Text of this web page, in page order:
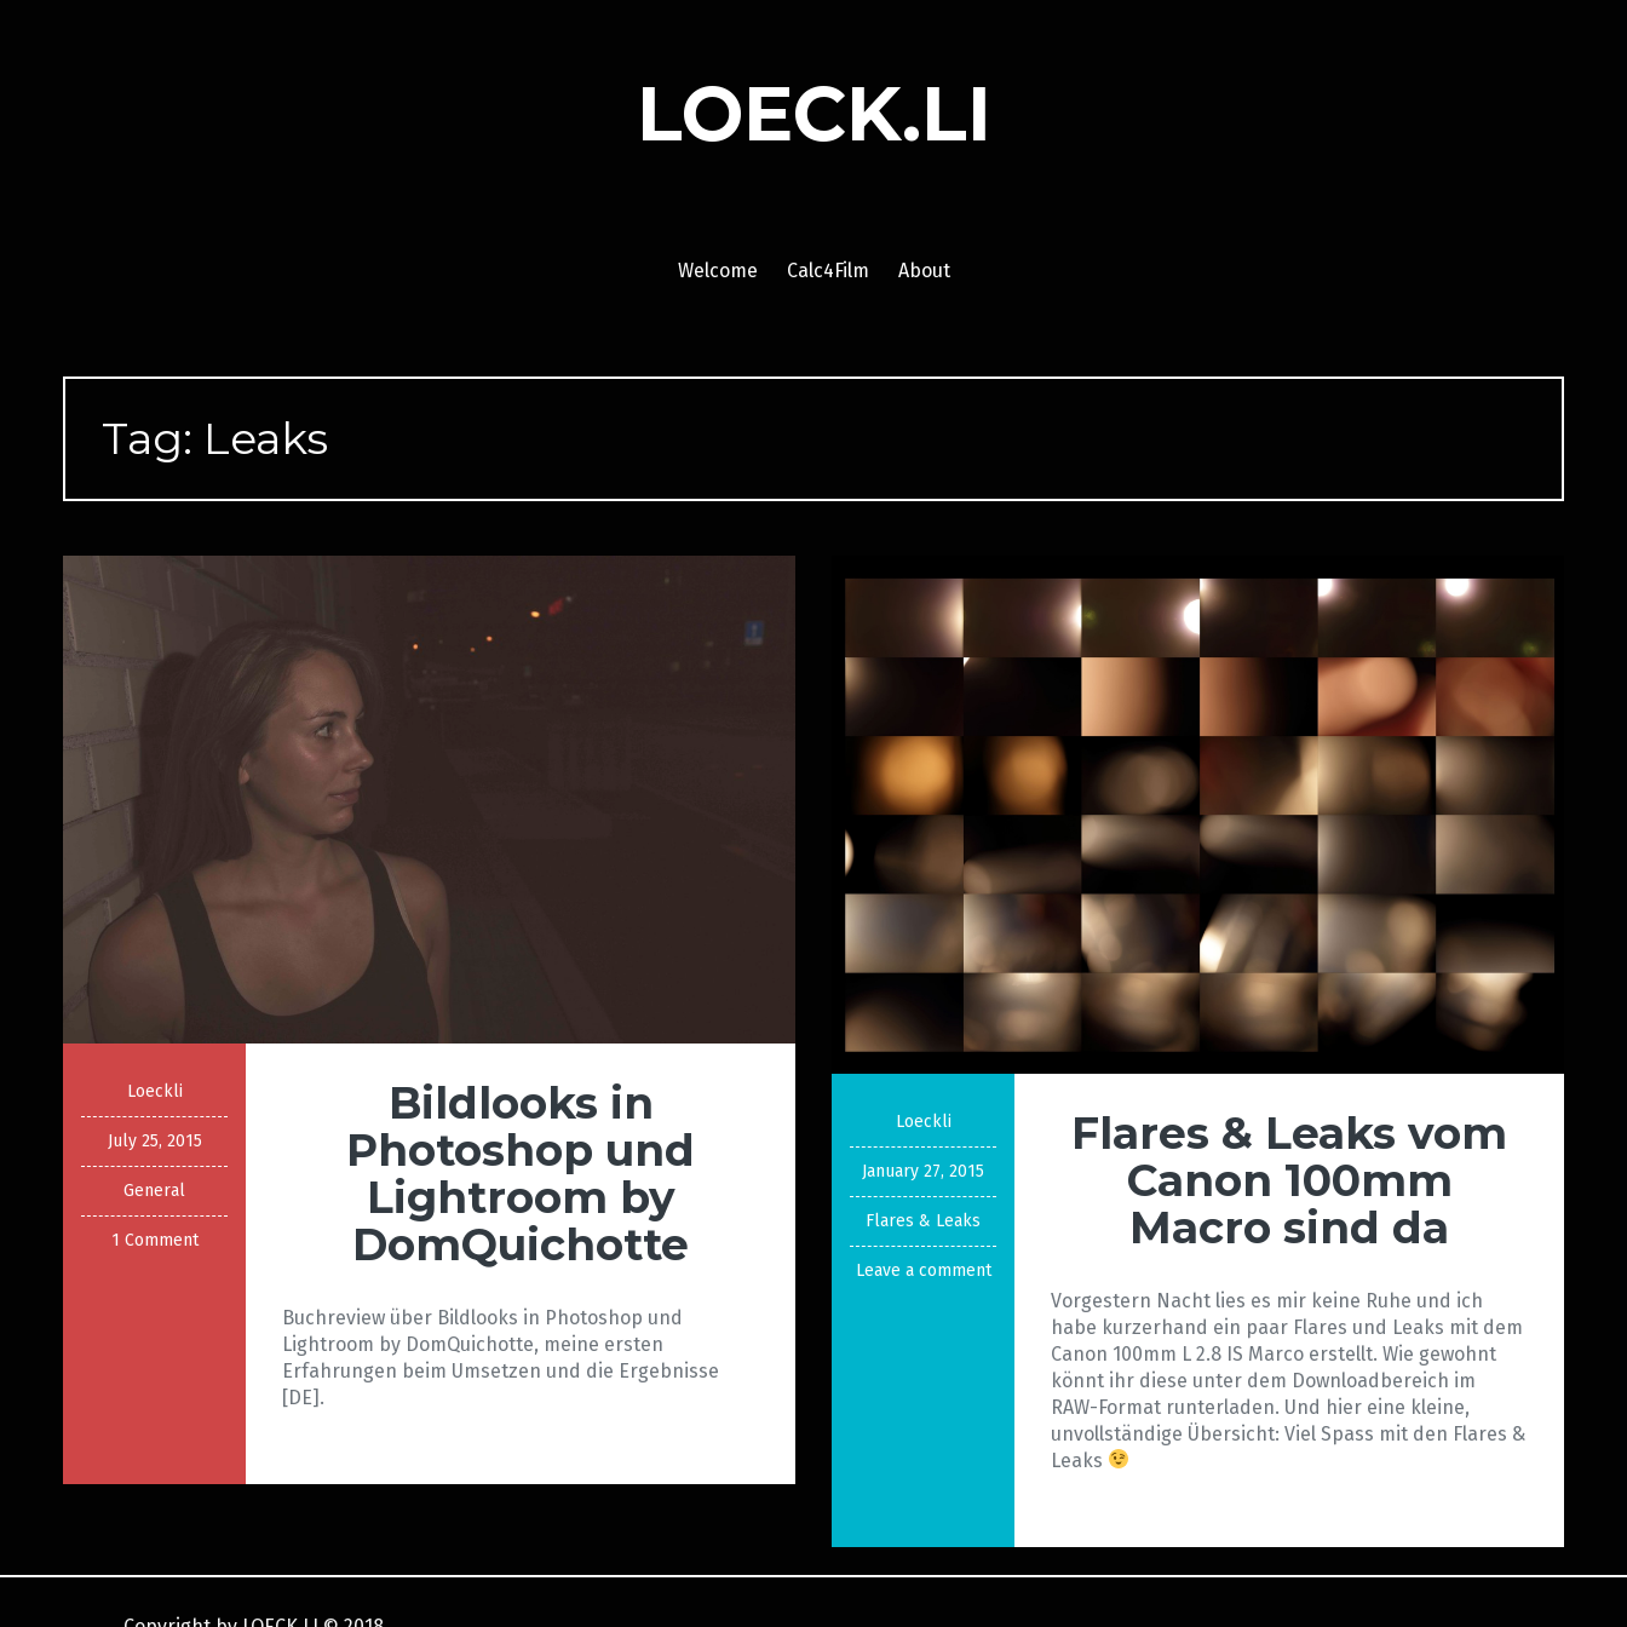
LOECK.LI
Welcome Calc4Film About
Tag: Leaks
Loeckli
July 25, 2015
General
1 Comment
Bildlooks in
Photoshop und
Lightroom by
DomQuichotte
Buchreview über Bildlooks in Photoshop und
Lightroom by DomQuichotte, meine ersten
Erfahrungen beim Umsetzen und die Ergebnisse
[DE].
Loeckli
January 27, 2015
Flares & Leaks
Leave a comment
Flares & Leaks vom
Canon 100mm
Macro sind da
Vorgestern Nacht lies es mir keine Ruhe und ich
habe kurzerhand ein paar Flares und Leaks mit dem
Canon 100mm L 2.8 IS Marco erstellt. Wie gewohnt
könnt ihr diese unter dem Downloadbereich im
RAW-Format runterladen. Und hier eine kleine,
unvollständige Übersicht: Viel Spass mit den Flares &
Leaks